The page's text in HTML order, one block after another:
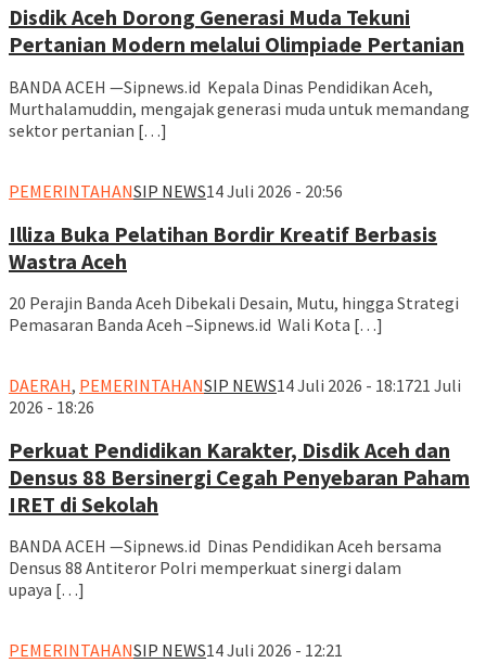
Disdik Aceh Dorong Generasi Muda Tekuni
Pertanian Modern melalui Olimpiade Pertanian
BANDA ACEH —Sipnews.id Kepala Dinas Pendidikan Aceh,
Murthalamuddin, mengajak generasi muda untuk memandang
sektor pertanian […]
PEMERINTAHANSIP NEWS14 Juli 2026 - 20:56
Illiza Buka Pelatihan Bordir Kreatif Berbasis
Wastra Aceh
20 Perajin Banda Aceh Dibekali Desain, Mutu, hingga Strategi
Pemasaran Banda Aceh –Sipnews.id Wali Kota […]
DAERAH, PEMERINTAHANSIP NEWS14 Juli 2026 - 18:1721 Juli
2026 - 18:26
Perkuat Pendidikan Karakter, Disdik Aceh dan
Densus 88 Bersinergi Cegah Penyebaran Paham
IRET di Sekolah
BANDA ACEH —Sipnews.id Dinas Pendidikan Aceh bersama
Densus 88 Antiteror Polri memperkuat sinergi dalam
upaya […]
PEMERINTAHANSIP NEWS14 Juli 2026 - 12:21